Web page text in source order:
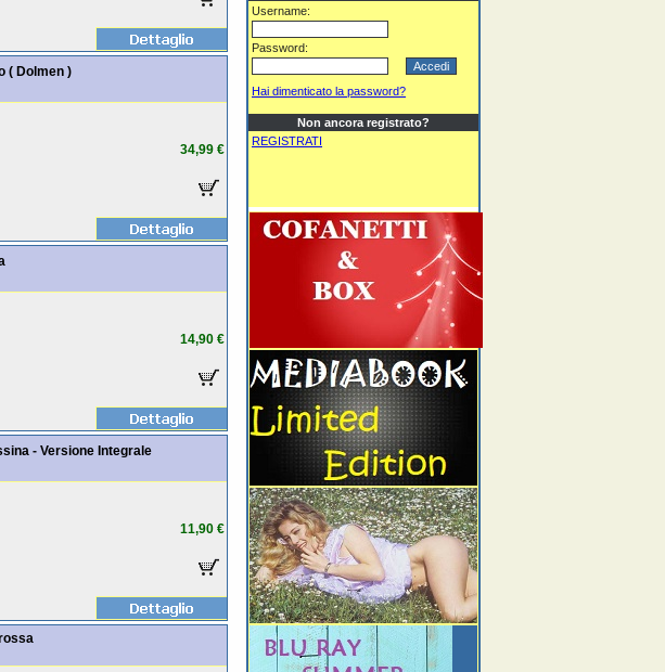
( Dolmen )
34,99 €
14,90 €
- Versione Integrale
11,90 €
Username:
Password:
Hai dimenticato la password?
Non ancora registrato?
REGISTRATI